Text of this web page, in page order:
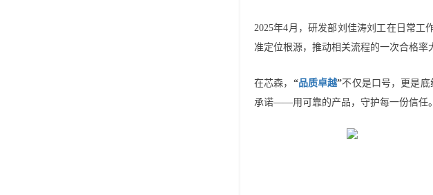
2025年4月， 研发部刘佳涛刘工在日常工
准定位根源，推动相关流程的一次合格率
在芯森， “品质卓越”不仅是口号，更是底
承诺——用可靠的产品，守护每一份信任。